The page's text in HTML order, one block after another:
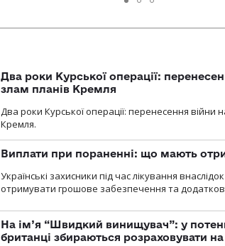
Два роки Курської операції:
злам планів Кремля
Два роки Курської операції: перенесення війни
Кремля.
Виплати при пораненні: що мають
Українські захисники під час лікування
отримувати грошове забезпечення та
На ім’я “Швидкий винищувач”: у
британці збираються розраховувати